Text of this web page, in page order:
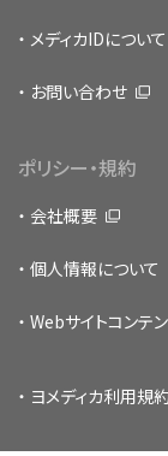
メディカIDについて
お問い合わせ
ポリシー・規約
会社概要
個人情報について
Webサイトコンテ
ヨメディカ利用規